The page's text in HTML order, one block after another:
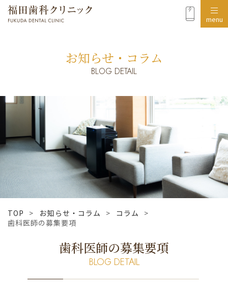
menu
お知らせ・コラム
BLOG DETAIL
TOP > お知らせ・コラム > コラム
>
歯科医師の募集要項
歯科医師の募集要項
BLOG DETAIL